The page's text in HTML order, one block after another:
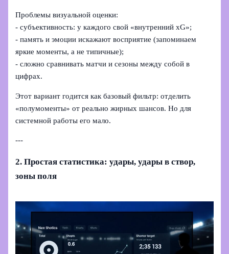
Проблемы визуальной оценки:
- субъективность: у каждого свой «внутренний xG»;
- память и эмоции искажают восприятие (запоминаем
яркие моменты, а не типичные);
- сложно сравнивать матчи и сезоны между собой в
цифрах.
Этот вариант годится как базовый фильтр: отделить
«полумоменты» от реально жирных шансов. Но для
системной работы его мало.
---
2. Простая статистика: удары, удары в створ,
зоны поля